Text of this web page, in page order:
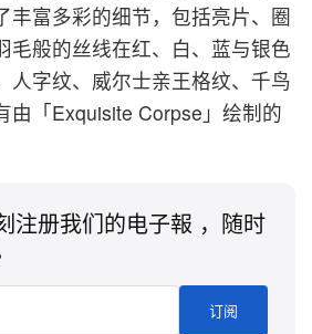
丰富多彩的细节，包括亮片、圈
毛般的丝线在红、白、蓝与银色
人字纹、威尔士亲王格纹、千鸟
由「Exquisite Corpse」绘制的
注册我们的电子報 ，随时
订阅